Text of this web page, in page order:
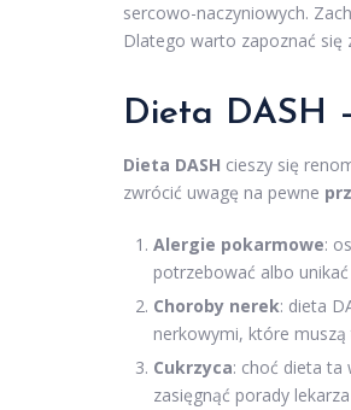
sercowo-naczyniowych.
Dlatego warto zapoznać
Dieta DASH
Dieta DASH cieszy się
zwrócić uwagę na pewne
Alergie pokarmowe:
potrzebować albo
Choroby nerek: dieta
nerkowymi, które
Cukrzyca: choć dieta ta
zasięgnąć porady